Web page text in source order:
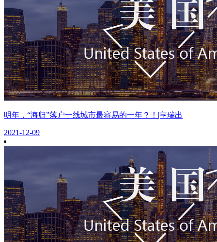
明年，“海归”落户一线城市最容易的一年？！|亨瑞出
2021-12-09